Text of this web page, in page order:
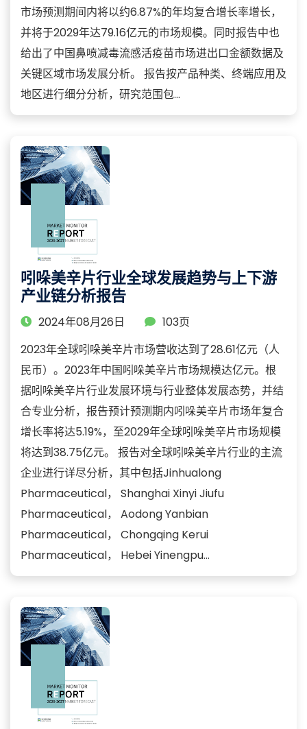
市场预测期间内将以约6.87%的年均复合增长率增长，
并将于2029年达79.16亿元的市场规模。同时报告中也
给出了中国鼻喷减毒流感活疫苗市场进出口金额数据及
关键区域市场发展分析。 报告按产品种类、终端应用及
地区进行细分分析，研究范围包...
吲哚美辛片行业全球发展趋势与上下游
产业链分析报告
2024年08月26日
103页
2023年全球吲哚美辛片市场营收达到了28.61亿元（人
民币）。2023年中国吲哚美辛片市场规模达亿元。根
据吲哚美辛片行业发展环境与行业整体发展态势，并结
合专业分析，报告预计预测期内吲哚美辛片市场年复合
增长率将达5.19%，至2029年全球吲哚美辛片市场规模
将达到38.75亿元。 报告对全球吲哚美辛片行业的主流
企业进行详尽分析，其中包括Jinhualong
Pharmaceutical， Shanghai Xinyi Jiufu
Pharmaceutical， Aodong Yanbian
Pharmaceutical， Chongqing Kerui
Pharmaceutical， Hebei Yinengpu...